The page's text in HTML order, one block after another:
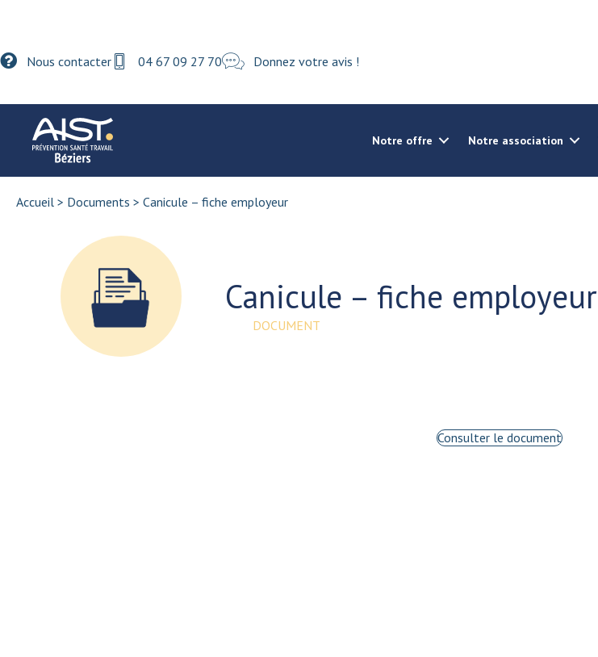
Nous contacter 04 67 09 27 70 Donnez votre avis !
Notre offre Notre association
Accueil > Documents > Canicule – fiche employeur
Canicule – fiche employeur
DOCUMENT
Consulter le document